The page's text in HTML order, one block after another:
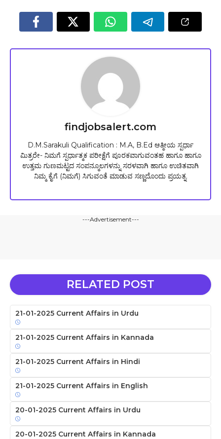
findjobsalert.com
D.M.Sarakuli Qualification : M.A, B.Ed ಆತ್ಮೀಯ ಸ್ಪರ್ಧಾ
ಮಿತ್ರರೇ- ನಿಮಗೆ ಸ್ಪರ್ಧಾತ್ಮಕ ಪರೀಕ್ಷೆಗೆ ಪೂರಕವಾಗುವಂತಹ ಹಾಗೂ ಹಾಗೂ
ಉತ್ತಮ ಗುಣಮಟ್ಟದ ಸಂಪನ್ಮೂಲಗಳನ್ನು ಸರಳವಾಗಿ ಹಾಗೂ ಉಚಿತವಾಗಿ
ನಿಮ್ಮ ಕೈಗೆ (ನಿಮಗೆ) ಸಿಗುವಂತೆ ಮಾಡುವ ಸಣ್ಣದೊಂದು ಪ್ರಯತ್ನ.
---Advertisement---
RELATED POST
21-01-2025 Current Affairs in Urdu
21-01-2025 Current Affairs in Kannada
21-01-2025 Current Affairs in Hindi
21-01-2025 Current Affairs in English
20-01-2025 Current Affairs in Urdu
20-01-2025 Current Affairs in Kannada